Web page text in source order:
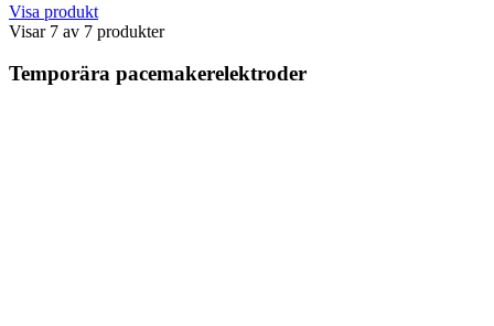
Visa produkt
Visar 7 av 7 produkter
Temporära pacemakerelektroder